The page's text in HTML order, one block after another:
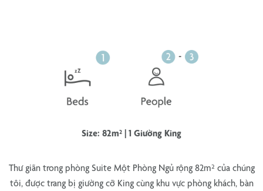
Size: 82m² | 1 Giường King
Thư giãn trong phòng Suite Một Phòng Ngủ rộng 82m² của chúng
tôi, được trang bị giường cỡ Kingcùng khu vực phòng khách, bàn